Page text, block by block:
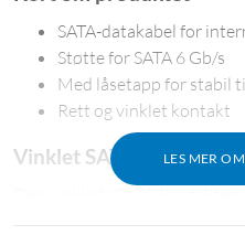
LES MER
SATA-datakabel for
Støtte for SATA 6 Gb/s
Med låsetapp for stabil
Rett og vinklet kontakt
Vinklet SATA-kontakt
i kompakte kabinetter, eller